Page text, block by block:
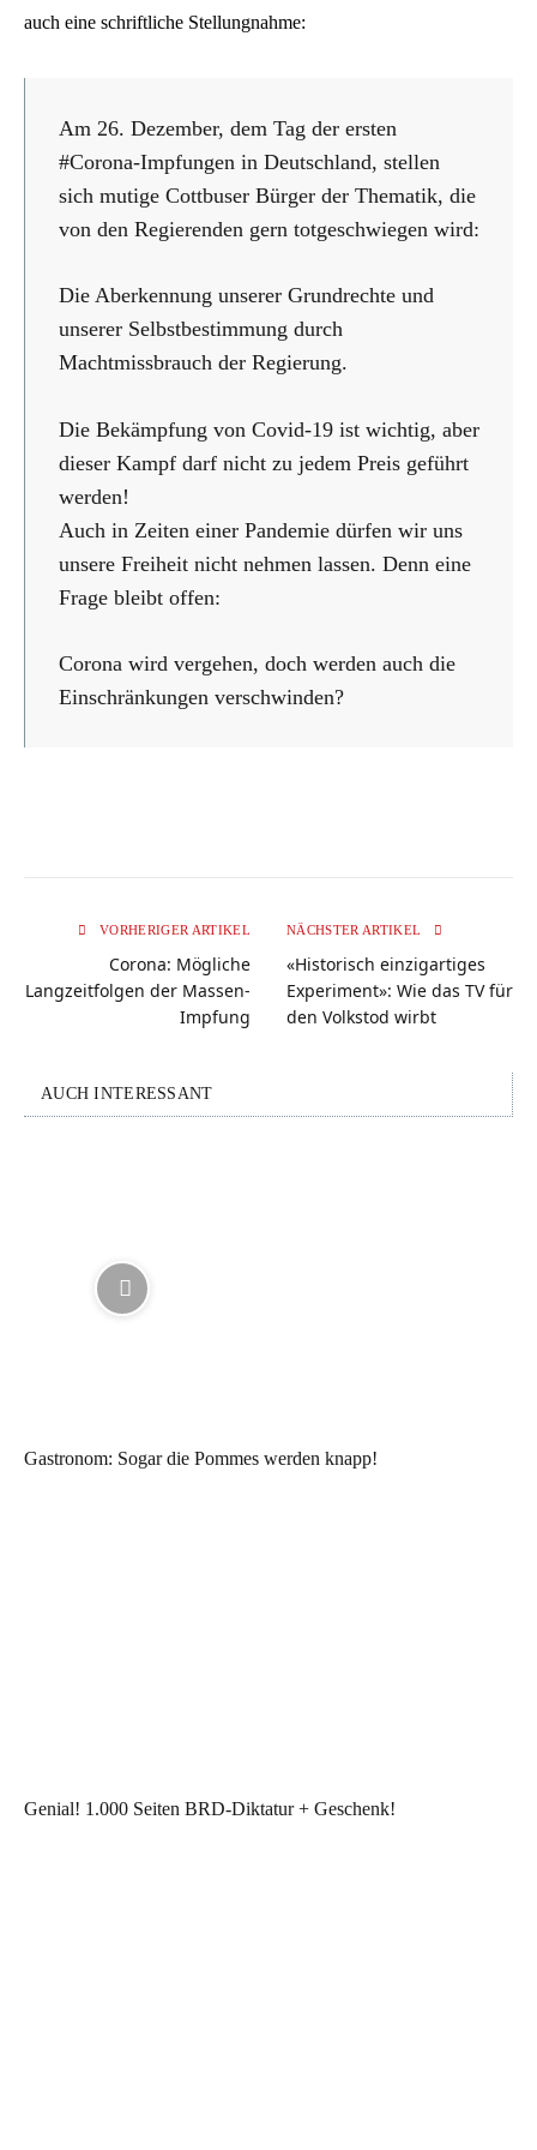
auch eine schriftliche Stellungnahme:
Am 26. Dezember, dem Tag der ersten
#Corona-Impfungen in Deutschland, stellen
sich mutige Cottbuser Bürger der Thematik, die
von den Regierenden gern totgeschwiegen wird:
Die Aberkennung unserer Grundrechte und
unserer Selbstbestimmung durch
Machtmissbrauch der Regierung.
Die Bekämpfung von Covid-19 ist wichtig, aber
dieser Kampf darf nicht zu jedem Preis geführt
werden!
Auch in Zeiten einer Pandemie dürfen wir uns
unsere Freiheit nicht nehmen lassen. Denn eine
Frage bleibt offen:
Corona wird vergehen, doch werden auch die
Einschränkungen verschwinden?
VORHERIGER ARTIKEL
Corona: Mögliche
Langzeitfolgen der Massen-
Impfung
NÄCHSTER ARTIKEL
«Historisch einzigartiges
Experiment»: Wie das TV für
den Volkstod wirbt
AUCH INTERESSANT
Gastronom: Sogar die Pommes werden knapp!
Genial! 1.000 Seiten BRD-Diktatur + Geschenk!